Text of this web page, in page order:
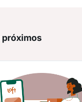
próximos